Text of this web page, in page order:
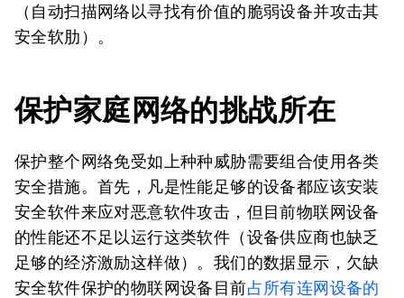
（自动扫描网络以寻找有价值的脆弱设备并攻击其
安全软肋）。
保护家庭网络的挑战所在
保护整个网络免受如上种种威胁需要组合使用各类
安全措施。首先，凡是性能足够的设备都应该安装
安全软件来应对恶意软件攻击，但目前物联网设备
的性能还不足以运行这类软件（设备供应商也缺乏
足够的经济激励这样做）。我们的数据显示，欠缺
安全软件保护的物联网设备目前占所有连网设备的